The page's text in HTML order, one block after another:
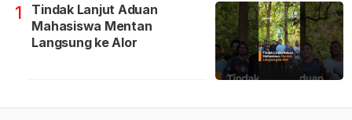
1
Tindak Lanjut Aduan
Mahasiswa Mentan
Langsung ke Alor